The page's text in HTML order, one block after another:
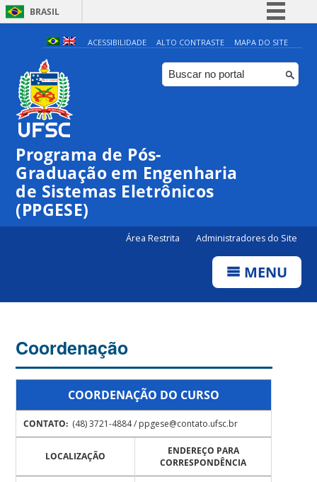
BRASIL
Simplifique!
Comunica BR
Participe
ACESSIBILIDADE ALTO CONTRASTE MAPA DO SITE
Programa de Pós-
Graduação em Engenharia
de Sistemas Eletrônicos
(PPGESE)
Área Restrita Administradores do Site
MENU
Coordenação
COORDENAÇÃO DO CURSO
CONTATO: (48) 3721-4884 / ppgese@contato.ufsc.br
LOCALIZAÇÃO
ENDEREÇO PARA
CORRESPONDÊNCIA